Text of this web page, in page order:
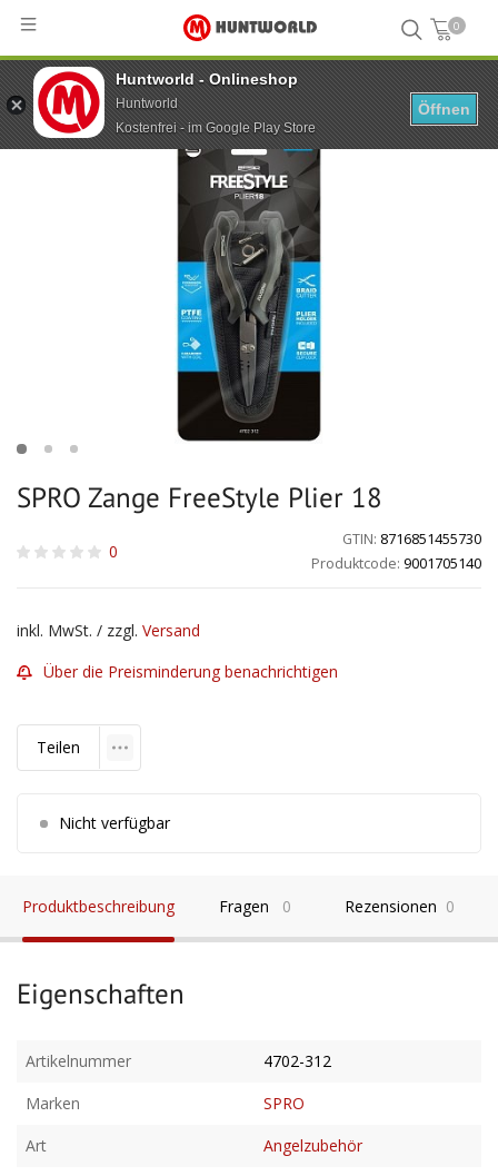
0
Hauptseite ... SPRO Zange FreeStyle Plier 18
SPRO Zange FreeStyle Plier 18
GTIN: 8716851455730
Produktcode: 9001705140
0
inkl. MwSt. / zzgl. Versand
Über die Preisminderung benachrichtigen
Teilen
Nicht verfügbar
Produktbeschreibung Fragen 0 Rezensionen 0
Eigenschaften
Artikelnummer
4702-312
Marken
SPRO
Art
Angelzubehör
Huntworld - Onlineshop
Huntworld
Kostenfrei - im Google Play Store
Öffnen